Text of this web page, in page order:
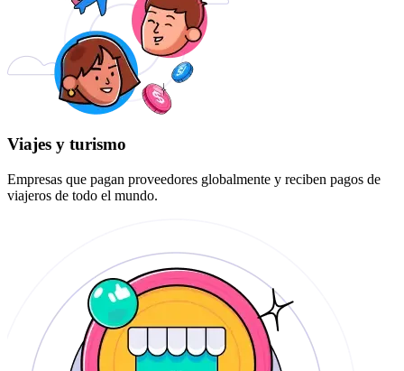
Viajes y turismo
Empresas que pagan proveedores globalmente y reciben pagos de
viajeros de todo el mundo.